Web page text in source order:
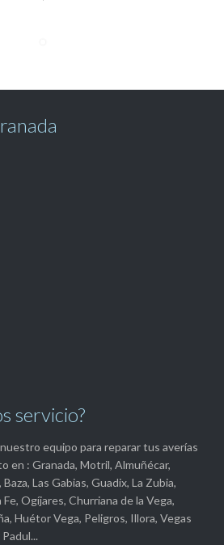
servicio?
equipo para reparar tus averías
en : Granada, Motril, Almuñécar,
Las Gabias, Guadix, La Zubia,
Ogíjares, Churriana de la Vega,
Huétor Vega, Peligros, Illora, Vegas